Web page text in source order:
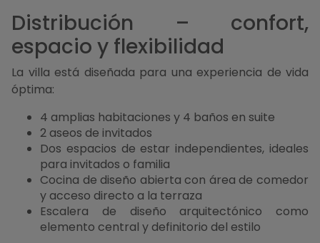
Distribución – confort,
espacio y flexibilidad
La villa está diseñada para una experiencia de vida
óptima:
4 amplias habitaciones y 4 baños en suite
2 aseos de invitados
Dos espacios de estar independientes, ideales
para invitados o familia
Cocina de diseño abierta con área de comedor
y acceso directo a la terraza
Escalera de diseño arquitectónico como
elemento central y definitorio del estilo